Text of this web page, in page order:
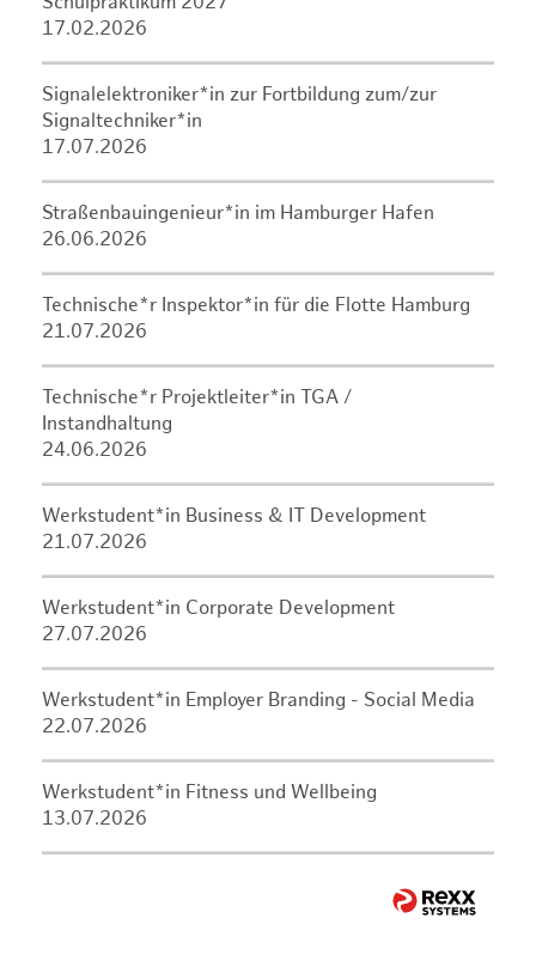
17.02.2026
Signalelektroniker*in zur Fortbildung zum/zur
Signaltechniker*in
17.07.2026
Straßenbauingenieur*in im Hamburger Hafen
26.06.2026
Technische*r Inspektor*in für die Flotte Hamburg
21.07.2026
Technische*r Projektleiter*in TGA /
Instandhaltung
24.06.2026
Werkstudent*in Business & IT Development
21.07.2026
Werkstudent*in Corporate Development
27.07.2026
Werkstudent*in Employer Branding - Social Media
22.07.2026
Werkstudent*in Fitness und Wellbeing
13.07.2026